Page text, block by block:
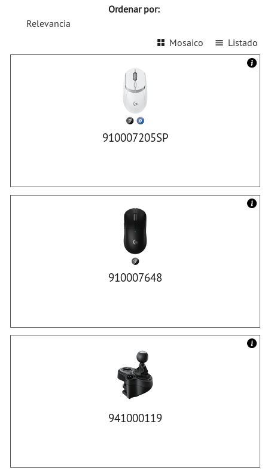
Ordenar por:
Relevancia
Listado
Mosaico
910007205SP
910007648
941000119